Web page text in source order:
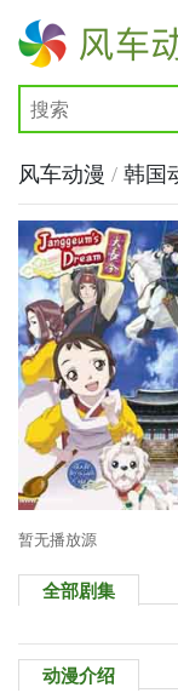
风车动漫
风车动漫 / 韩国
暂无播放源
全部剧集
动漫介绍